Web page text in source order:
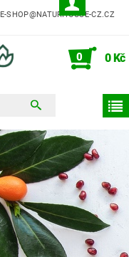
E-SHOP@NATURHOUSE-CZ.CZ
0 0 Kč